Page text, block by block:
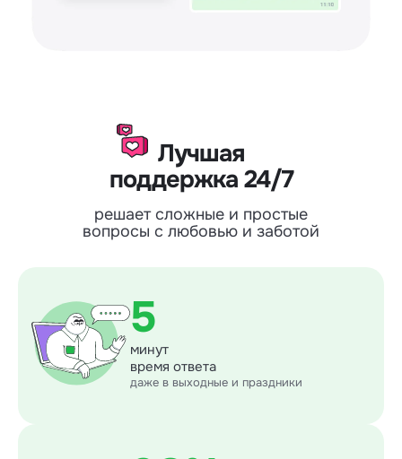
Лучшая
поддержка 24/7
решает сложные и простые
вопросы с любовью и заботой
5
минут
время ответа
даже в выходные и праздники